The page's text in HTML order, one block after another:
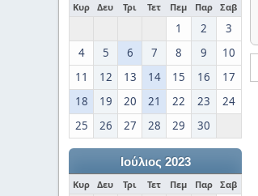
Κυρ Δευ Τρι Τετ Πεμ Παρ Σαβ
1 2
3
4
5 6 7 8 9
10
11
12 13 14 15 16
17
18
19 20 21 22 23
24
25
26 27 28 29 30
Ιούλιος 2023
Κυρ Δευ Τρι Τετ Πεμ Παρ Σαβ